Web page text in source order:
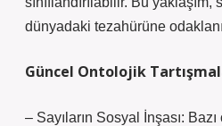
dünyadaki tezahürüne
Güncel Ontolojik
– Sayıların Sosyal İnşası: